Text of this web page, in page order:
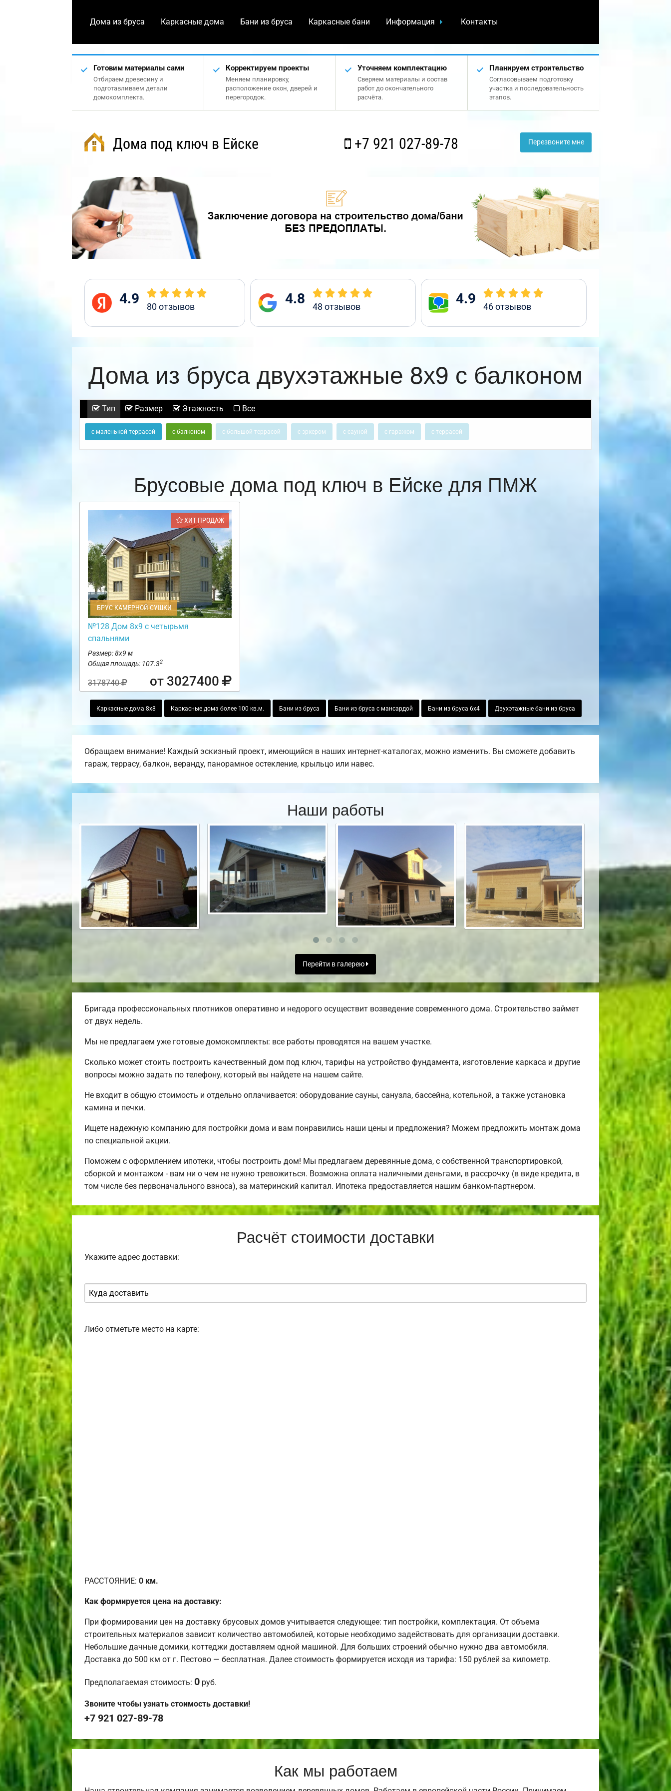
Дома из бруса Каркасные дома Бани из бруса Каркасные бани Информация Контакты
Готовим материалы сами
Отбираем древесину и
подготавливаем детали
домокомплекта.
Корректируем проекты
Меняем планировку,
расположение окон, дверей и
перегородок.
Уточняем комплектацию
Сверяем материалы и состав
работ до окончательного
расчёта.
Планируем строительство
Согласовываем подготовку
участка и последовательность
этапов.
Дома под ключ в Ейске +7 921 027-89-78 Перезвоните мне
4.9 80отзывов 4.8 48 отзывов 4.9 46отзывов
Дома из бруса двухэтажные 8х9 с балконом
Тип Размер Этажность Все
с маленькой террасой с балконом с большой террасой с эркером с сауной с гаражом с террасой
Брусовые дома под ключ в Ейске для ПМЖ
ХИТ ПРОДАЖ
БРУС КАМЕРНОЙ СУШКИ
№128 Дом 8х9 с четырьмя
спальнями
Размер: 8х9 м
Общая площадь: 107.32
3178740 от 3027400
Каркасные дома 8х8 Каркасные дома более 100 кв.м. Бани из бруса Бани из бруса с мансардой Бани из бруса 6х4 Двухэтажные бани из бруса
Обращаем внимание! Каждый эскизный проект, имеющийся в наших интернет-каталогах, можно изменить. Вы сможете добавить
гараж, террасу, балкон, веранду, панорамное остекление, крыльцо или навес.
Наши работы
Перейти в галерею
Бригада профессиональных плотников оперативно и недорого осуществит возведение современного дома. Строительство займет
от двух недель.
Мы не предлагаем уже готовые домокомплекты: все работы проводятся на вашем участке.
Сколько может стоить построить качественный дом под ключ, тарифы на устройство фундамента, изготовление каркаса и другие
вопросы можно задать по телефону, который вы найдете на нашем сайте.
Не входит в общую стоимость и отдельно оплачивается: оборудование сауны, санузла, бассейна, котельной, а также установка
камина и печки.
Ищете надежную компанию для постройки дома и вам понравились наши цены и предложения? Можем предложить монтаж дома
по специальной акции.
Поможем с оформлением ипотеки, чтобы построить дом! Мы предлагаем деревянные дома, с собственной транспортировкой,
сборкой и монтажом - вам ни о чем не нужно тревожиться. Возможна оплата наличными деньгами, в рассрочку (в виде кредита, в
том числе без первоначального взноса), за материнский капитал. Ипотека предоставляется нашим банком-партнером.
Расчёт стоимости доставки
Укажите адрес доставки:
Либо отметьте место на карте:
РАССТОЯНИЕ: 0 км.
Как формируется цена на доставку:
При формировании цен на доставку брусовых домов учитывается следующее: тип постройки, комплектация. От объема
строительных материалов зависит количество автомобилей, которые необходимо задействовать для организации доставки.
Небольшие дачные домики, коттеджи доставляем одной машиной. Для больших строений обычно нужно два автомобиля.
Доставка до 500 км от г. Пестово — бесплатная. Далее стоимость формируется исходя из тарифа: 150 рублей за километр.
Предполагаемая стоимость: 0 руб.
Звоните чтобы узнать стоимость доставки!
+7 921 027-89-78
Как мы работаем